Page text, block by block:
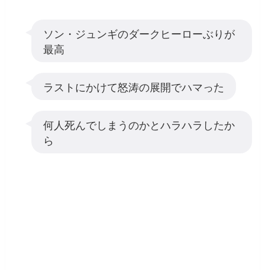
ソン・ジュンギのダークヒーローぶりが
最高
ラストにかけて怒涛の展開でハマった
何人死んでしまうのかとハラハラしたか
ら